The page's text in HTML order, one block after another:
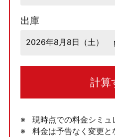
出庫
計算
現時点での料金シミュ
料金は予告なく変更